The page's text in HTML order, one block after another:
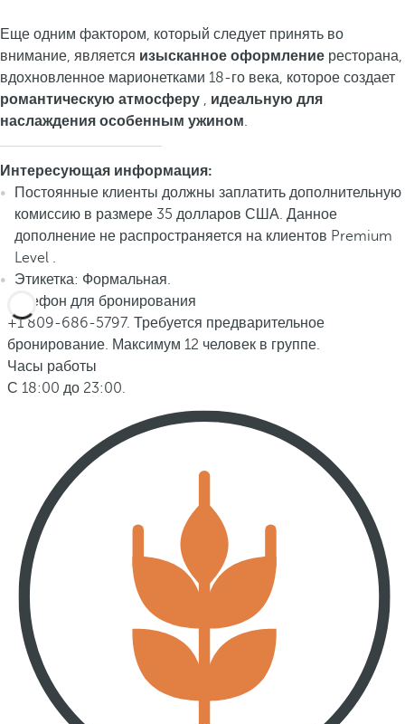
Еще одним фактором, который следует принять во
внимание, является изысканное оформление ресторана,
вдохновленное марионетками 18-го века, которое создает
романтическую атмосферу , идеальную для
наслаждения особенным ужином.
Интересующая информация:
Постоянные клиенты должны заплатить дополнительную
комиссию в размере 35 долларов США. Данное
дополнение не распространяется на клиентов Premium
Level .
Этикетка: Формальная.
Телефон для бронирования
+1 809-686-5797. Требуется предварительное
бронирование. Максимум 12 человек в группе.
Часы работы
С 18:00 до 23:00.